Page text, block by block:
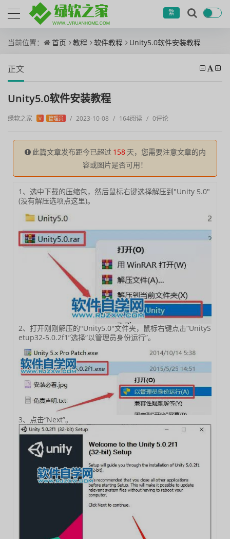
繁
当前位置： 首页 教程 软件教程 Unity5.0软件安装教程
正文
Unity5.0软件安装教程
绿软之家 V 管理员 / 2023-10-08 / 164阅读 / 0评论
此篇文章发布距今已超过 158 天，您需要注意文章的内
容或图片是否可用！
1、选中下载的压缩包，然后鼠标右键选择解压到"Unity 5.0"
(没有解压选项点这里)。
2、打开刚刚解压的"Unity5.0"文件夹，鼠标右键点击“UnityS
etup32-5.0.2f1”选择“以管理员身份运行”。
3、点击“Next”。